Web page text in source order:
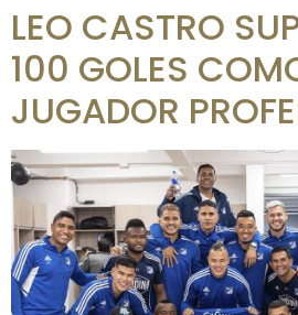
LEO CASTRO
100 GOLES
JUGADOR